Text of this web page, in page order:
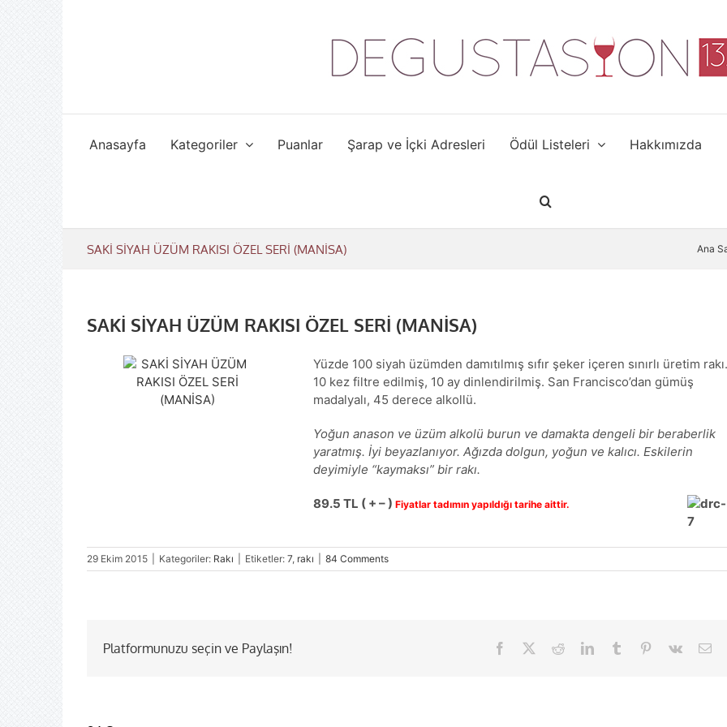
Anasayfa Kategoriler Puanlar Şarap ve İçki Adresleri Ödül Listeleri Hakkımızda
SAKİ SİYAH ÜZÜM RAKISI ÖZEL SERİ (MANİSA) Ana
SAKİ SİYAH ÜZÜM RAKISI ÖZEL SERİ (MANİSA)
Yüzde 100 siyah üzümden damıtılmış sıfır şeker içeren sınırlı üretim
10 kez filtre edilmiş, 10 ay dinlendirilmiş. San Francisco’dan gümüş
madalyalı, 45 derece alkollü.
Yoğun anason ve üzüm alkolü burun ve damakta dengeli bir beraberlik
yaratmış. İyi beyazlanıyor. Ağızda dolgun, yoğun ve kalıcı. Eskilerin
deyimiyle “kaymaksı” bir rakı.
89.5 TL ( + – )Fiyatlar tadımın yapıldığı tarihe aittir.
29 Ekim 2015 Kategoriler: Rakı Etiketler: 7, rakı 84 Comments
Platformunuzu seçin ve Paylaşın! Facebook RedditLinkedInTumblr Pinterest
Vk
E-